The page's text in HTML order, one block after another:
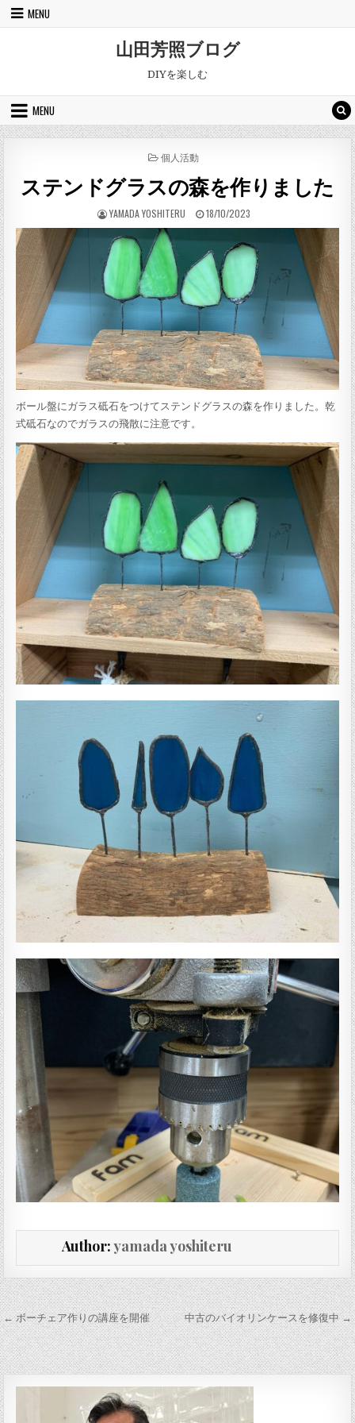
Skip to content
MENU
山田芳照ブログ
DIYを楽しむ
MENU
POSTED IN
個人活動
ステンドグラスの森を作りました
AUTHOR:
YAMADA YOSHITERU PUBLISHED DATE:
18/10/2023
ボール盤にガラス砥石をつけてステンドグラスの森を作りました。乾
式砥石なのでガラスの飛散に注意です。
Author:yamada yoshiteru
投稿ナビゲーション
← ボーチェア作りの講座を開催 中古のバイオリンケースを修復中 →